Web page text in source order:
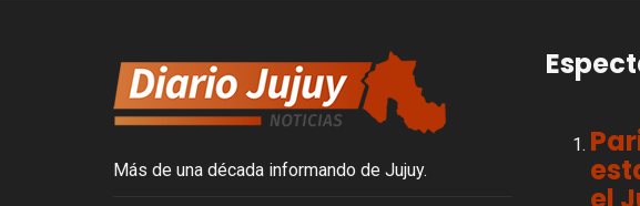
Más de una década informando de Jujuy.